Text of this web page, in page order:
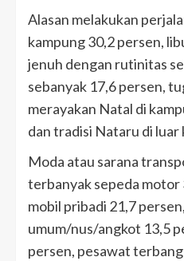
Alasan melakukan
kampung 30,2 persen,
jenuh dengan rutinitas
sebanyak 17,6 persen,
merayakan Natal di
dan tradisi Nataru di luar
Moda atau sarana
terbanyak sepeda
mobil pribadi 21,7
umum/nus/angkot 13,5
persen, pesawat